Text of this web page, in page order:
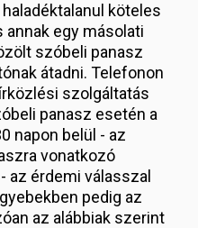
köteles
egy másolati
szóbeli panasz
átadni. Telefonon
szolgáltatás
panasz esetén a
napon belül - az
vonatkozó
az érdemi válasszal
pedig az
az alábbiak szerint